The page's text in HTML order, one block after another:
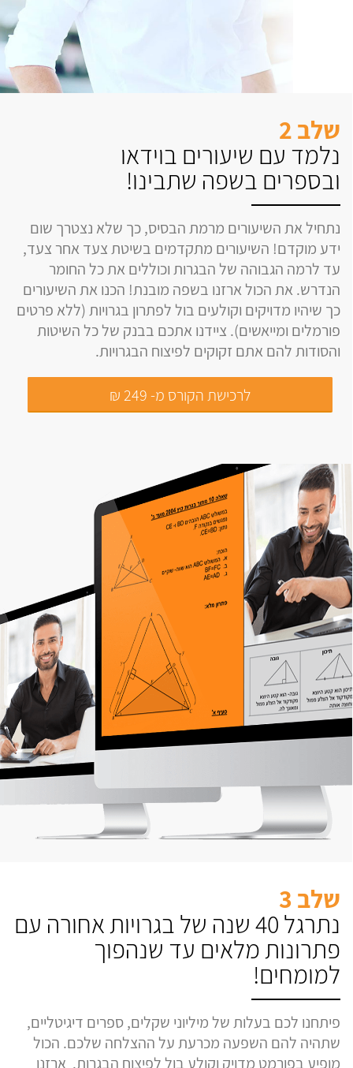
שלב 2
נלמד עם שיעורים בוידאו
ובספרים בשפה שתבינו!
נתחיל את השיעורים מרמת הבסיס, כך שלא נצטרך שום
ידע מוקדם! השיעורים מתקדמים בשיטת צעד אחר צעד,
עד לרמה הגבוהה של הבגרות וכוללים את כל החומר
הנדרש. את הכול ארזנו בשפה מובנת! הכנו את השיעורים
כך שיהיו מדויקים וקולעים בול לפתרון בגרויות (ללא פרטים
פורמלים ומייאשים). ציידנו אתכם בבנק של כל השיטות
והסודות להם אתם זקוקים לפיצוח הבגרויות.
לרכישת הקורס מ- 249 ₪
שלב 3
נתרגל 40 שנה של בגרויות אחורה עם
פתרונות מלאים עד שנהפוך
למומחים!
פיתחנו לכם בעלות של מיליוני שקלים, ספרים דיגיטליים,
שתהיה להם השפעה מכרעת על ההצלחה שלכם. הכול
מופיע בפורמט מדויק וקולע בול לפיצוח הבגרות. ארזנו